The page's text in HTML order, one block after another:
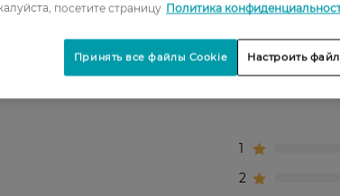
1
2
посетите страницу Политика
Настроить
Принять все файлы Cookie